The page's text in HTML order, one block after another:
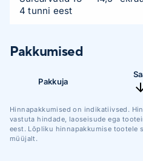
4 tunni eest
Pakkumised
Pakkuja
Hinnapakkumised on indikatiivsed.
vastuta hindade, laoseisude ega
eest. Lõpliku hinnapakkumise tootele
müüjalt.